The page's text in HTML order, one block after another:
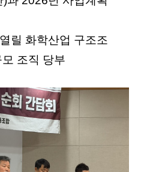
릴 화학산업 구조조
조직 당부